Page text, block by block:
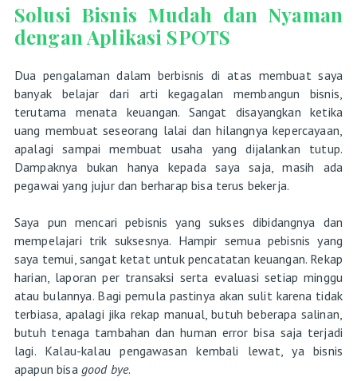
Solusi Bisnis Mudah dan Nyaman
dengan Aplikasi SPOTS
Dua pengalaman dalam berbisnis di atas membuat saya
banyak belajar dari arti kegagalan membangun bisnis,
terutama menata keuangan. Sangat disayangkan ketika
uang membuat seseorang lalai dan hilangnya kepercayaan,
apalagi sampai membuat usaha yang dijalankan tutup.
Dampaknya bukan hanya kepada saya saja, masih ada
pegawai yang jujur dan berharap bisa terus bekerja.
Saya pun mencari pebisnis yang sukses dibidangnya dan
mempelajari trik suksesnya. Hampir semua pebisnis yang
saya temui, sangat ketat untuk pencatatan keuangan. Rekap
harian, laporan per transaksi serta evaluasi setiap minggu
atau bulannya. Bagi pemula pastinya akan sulit karena tidak
terbiasa, apalagi jika rekap manual, butuh beberapa salinan,
butuh tenaga tambahan dan human error bisa saja terjadi
lagi. Kalau-kalau pengawasan kembali lewat, ya bisnis
apapun bisa good bye.